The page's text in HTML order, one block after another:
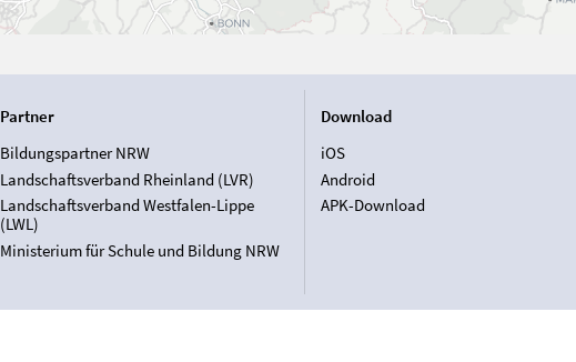
Partner
Bildungspartner NRW
Landschaftsverband Rheinland (LVR)
Landschaftsverband Westfalen-Lippe
(LWL)
Ministerium für Schule und Bildung NRW
Download
iOS
Android
APK-Download